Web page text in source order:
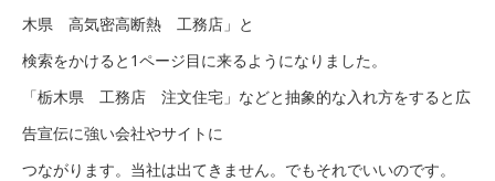
木県 高気密高断熱 工務店」と
検索をかけると1ページ目に来るようになりました。
「栃木県 工務店 注文住宅」などと抽象的な入れ方をすると広
告宣伝に強い会社やサイトに
つながります。当社は出てきません。でもそれでいいのです。